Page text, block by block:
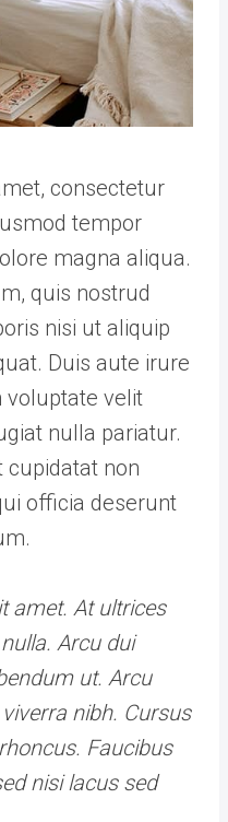
consectetur
tempor
magna aliqua.
quis nostrud
nisi ut aliquip
Duis aute irure
voluptate velit
nulla pariatur.
cupidatat non
officia deserunt
amet. At ultrices
Arcu dui
ut. Arcu
nibh. Cursus
Faucibus
nisi lacus sed